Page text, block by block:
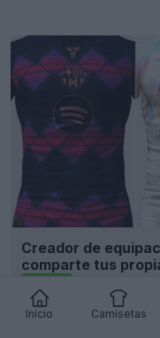
Inicio Camisetas
Creador de
comparte tus